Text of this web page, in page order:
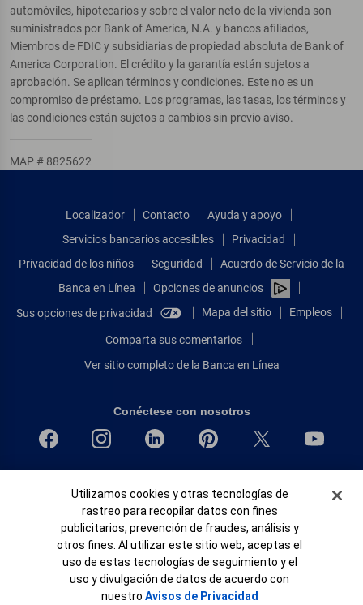
automóviles, hipotecarios y sobre el valor neto de la vivienda son
suministrados por Bank of America, N.A. y bancos afiliados,
Miembros de FDIC y subsidiarias de propiedad absoluta de Bank of
America Corporation. El crédito y la garantía están sujetos a
aprobación. Se aplican términos y condiciones. Este no es un
compromiso de préstamo. Los programas, las tasas, los términos y
las condiciones están sujetos a cambios sin previo aviso.
MAP # 8825622
Localizador Contacto
Ayuda y apoyo
Servicios bancarios accesibles
Privacidad
Privacidad de los niños
Seguridad
Acuerdo de Servicio de la
Banca en Línea
Opciones de anuncios
Sus opciones de privacidad
Mapa del sitio Empleos
Comparta sus comentarios
Ver sitio completo de la Banca en Línea
Conéctese con nosotros
Igualdad de oportunidades en préstamos para viviendas
© 2026 Bank of America Corporation.
Todos Los Derechos Reservados.
Patente: patents.bankofamerica.com
Banner de Cookies
Utilizamos cookies y otras tecnologías de
rastreo para recopilar datos con fines
publicitarios, prevención de fraudes, análisis y
otros fines. Al utilizar este sitio web, aceptas el
uso de estas tecnologías de seguimiento y el
uso y divulgación de datos de acuerdo con
nuestro Avisos de Privacidad